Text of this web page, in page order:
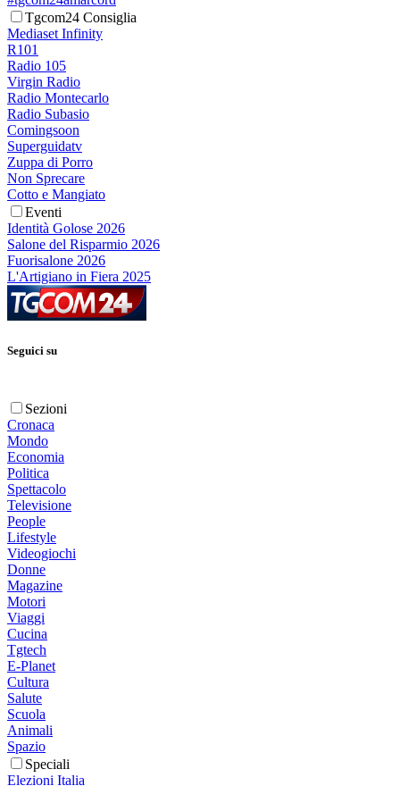
Tgcom24 Consiglia
Mediaset Infinity
R101
Radio 105
Virgin Radio
Radio Montecarlo
Radio Subasio
Comingsoon
Superguidatv
Zuppa di Porro
Non Sprecare
Cotto e Mangiato
Eventi
Identità Golose 2026
Salone del Risparmio 2026
Fuorisalone 2026
L'Artigiano in Fiera 2025
Seguici su
Sezioni
Cronaca
Mondo
Economia
Politica
Spettacolo
Televisione
People
Lifestyle
Videogiochi
Donne
Magazine
Motori
Viaggi
Cucina
Tgtech
E-Planet
Cultura
Salute
Scuola
Animali
Spazio
Speciali
Elezioni Italia